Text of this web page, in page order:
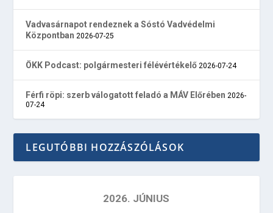
Vadvasárnapot rendeznek a Sóstó Vadvédelmi
Központban 2026-07-25
ÖKK Podcast: polgármesteri félévértékelő 2026-07-24
Férfi röpi: szerb válogatott feladó a MÁV Előrében 2026-
07-24
LEGUTÓBBI HOZZÁSZÓLÁSOK
2026. JÚNIUS